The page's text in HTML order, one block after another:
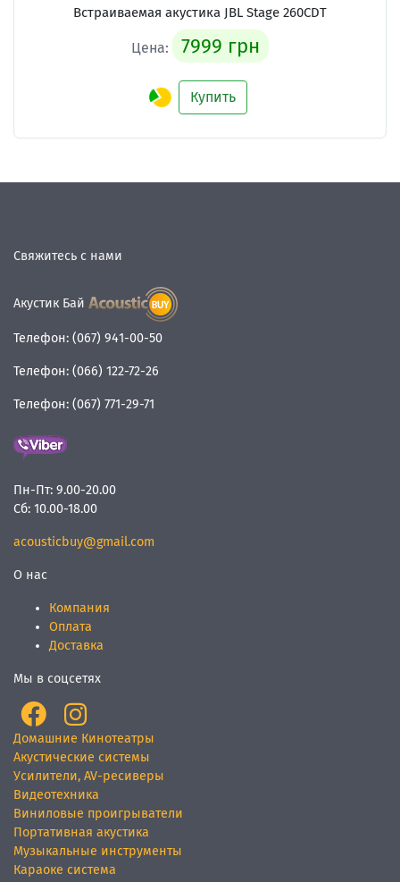
Встраиваемая акустика JBL Stage 260CDT
Цена: 7999 грн
Купить
Свяжитесь с нами
Акустик Бай
Телефон: (067) 941-00-50
Телефон: (066) 122-72-26
Телефон: (067) 771-29-71
Пн-Пт: 9.00-20.00
Сб: 10.00-18.00
acousticbuy@gmail.com
О нас
Компания
Оплата
Доставка
Мы в соцсетях
Домашние Кинотеатры
Акустические системы
Усилители, AV-ресиверы
Видеотехника
Виниловые проигрыватели
Портативная акустика
Музыкальные инструменты
Караоке система